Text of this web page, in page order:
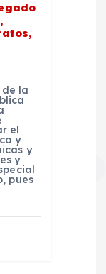
la
el
y
y
y
pues